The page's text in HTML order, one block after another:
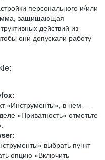
персонального и/или
защищающая
действий из
они допускали работу
«Инструменты», в нем —
«Приватность» отметьте
выбрать пункт
опцию «Включить